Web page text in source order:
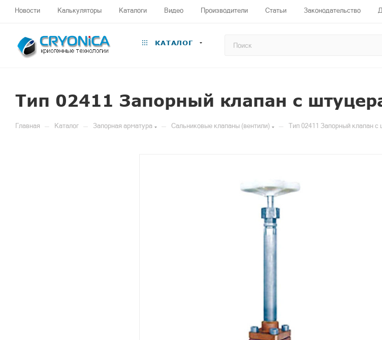
Новости Калькуляторы Каталоги Видео Производители Статьи Законодательство
КАТАЛОГ
Тип 02411 Запорный клапан с
Главная — Каталог — Запорная арматура — Сальниковые клапаны (вентили) — Тип 02411 Запорный клапан с